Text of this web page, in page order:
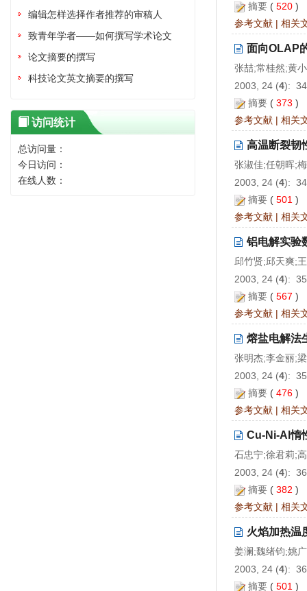
摘要 ( 520 )
参考文献 | 相关
面向OLAP
张喆;常桂然;黄
2003, 24 (4):
摘要 ( 373 )
参考文献 | 相关
高温断裂韧
张淑佳;任朝晖;
2003, 24 (4):
摘要 ( 501 )
参考文献 | 相关
铝电解实验
邱竹贤;邱天爽;
2003, 24 (4):
摘要 ( 567 )
参考文献 | 相关
熔盐电解法
张明杰;李金丽;
2003, 24 (4):
摘要 ( 476 )
参考文献 | 相关
Cu-Ni-Al惰
石忠宁;徐君莉;
2003, 24 (4):
摘要 ( 382 )
参考文献 | 相关
火焰加热温
姜澜;魏绪钧;姚
2003, 24 (4):
摘要 ( 501 )
编辑怎样选择作者推荐的审稿人
致青年学者——如何撰写学术论文
论文摘要的撰写
科技论文英文摘要的撰写
访问统计
总访问量：
今日访问：
在线人数：